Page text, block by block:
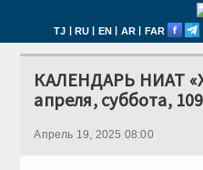
TJ | RU | EN | AR | FAR
КАЛЕНДАРЬ НИАТ
апреля, суббота,
Апрель 19, 2025 08:00